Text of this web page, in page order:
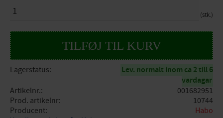
stk.
Lagerstatus
Lev. normalt inom ca 2 till 6
vardagar
Artikelnr.
001682951
Prod. artikelnr
10744
Producent
Habo